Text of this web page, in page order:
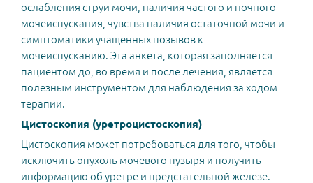
ослабления струи мочи, наличия частого и ночного
мочеиспускания, чувства наличия остаточной мочи и
симптоматики учащенных позывов к
мочеиспусканию. Эта анкета, которая заполняется
пациентом до, во время и после лечения, является
полезным инструментом для наблюдения за ходом
терапии.
Цистоскопия (уретроцистоскопия)
Цистоскопия может потребоваться для того, чтобы
исключить опухоль мочевого пузыря и получить
информацию об уретре и предстательной железе.